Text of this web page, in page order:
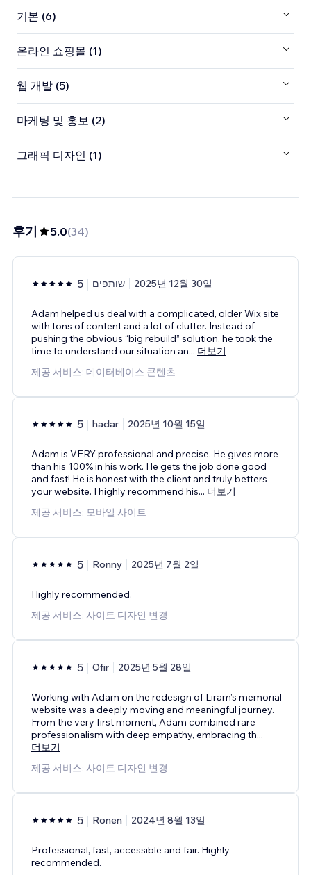
기본 (6)
온라인 쇼핑몰 (1)
웹 개발 (5)
마케팅 및 홍보 (2)
그래픽 디자인 (1)
후기 5.0(34)
5 שותפים 2025년 12월 30일
Adam helped us deal with a complicated, older Wix site
with tons of content and a lot of clutter. Instead of
pushing the obvious “big rebuild” solution, he took the
time to understand our situation an... 더보기
제공 서비스: 데이터베이스 콘텐츠
5 hadar 2025년 10월 15일
Adam is VERY professional and precise. He gives more
than his 100% in his work. He gets the job done good
and fast! He is honest with the client and truly betters
your website. I highly recommend his... 더보기
제공 서비스: 모바일 사이트
5 Ronny 2025년 7월 2일
Highly recommended.
제공 서비스: 사이트 디자인 변경
5 Ofir 2025년 5월 28일
Working with Adam on the redesign of Liram’s memorial
website was a deeply moving and meaningful journey.
From the very first moment, Adam combined rare
professionalism with deep empathy, embracing th...
더보기
제공 서비스: 사이트 디자인 변경
5 Ronen 2024년 8월 13일
Professional, fast, accessible and fair. Highly
recommended.